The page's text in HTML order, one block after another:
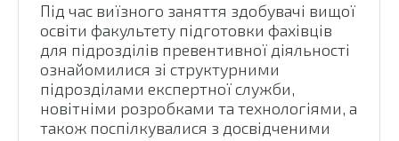
Під час виїзного заняття здобувачі вищої
освіти факультету підготовки фахівців
для підрозділів превентивної діяльності
ознайомилися зі структурними
підрозділами експертної служби,
новітніми розробками та технологіями, а
також поспілкувалися з досвідченими